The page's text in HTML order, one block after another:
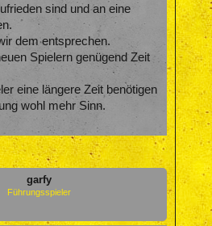
sind und an eine
dem entsprechen.
Spielern genügend Zeit
eine längere Zeit benötigen
wohl mehr Sinn.
garfy
Führungsspieler